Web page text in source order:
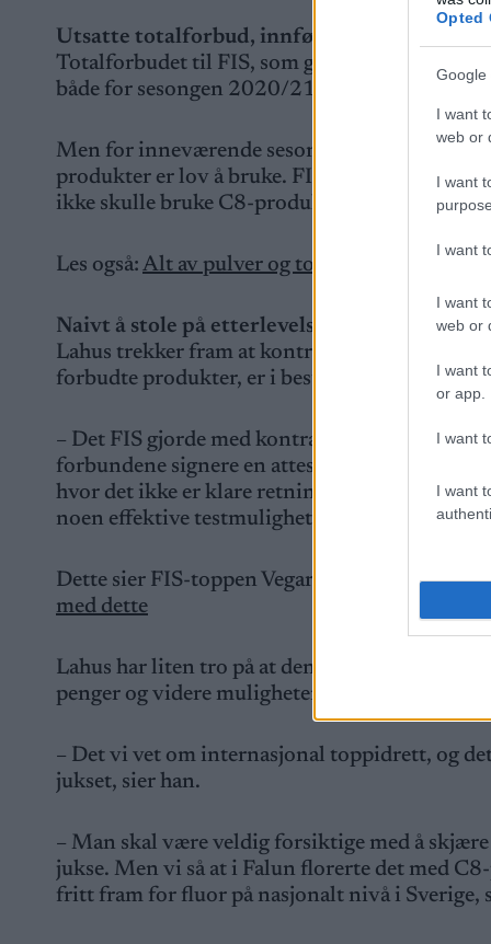
Opted
Google
I want
web or
I want
I want
I want
web or
I want
or app.
I want
I want
Utsatte totalforbud, innførte delvis forbud
Totalforbudet til FIS, som gjelder både C8-
både for sesongen 2020/21 og 2021/22.
Men for inneværende sesong er det innført
produkter er lov å bruke. FIS lanserte derfor
ikke skulle bruke C8-produkter. Det er C8
Les også: Alt av pulver og topping kjøpt inn
Naivt å stole på etterlevelse
Lahus trekker fram at kontrakten FIS lanserte
forbudte produkter, er i beste fall naiv.
– Det FIS gjorde med kontrakten i forkant av
forbundene signere en attest på at de ikke
hvor det ikke er klare retningslinjer for hvilke
noen effektive testmuligheter, sier Lahus.
Dette sier FIS-toppen Vegard Ulvang om
med dette
Lahus har liten tro på at denne kontrakten
penger og videre muligheter.
– Det vi vet om internasjonal toppidrett, og
jukset, sier han.
– Man skal være veldig forsiktige med å
jukse. Men vi så at i Falun florerte det med
fritt fram for fluor på nasjonalt nivå i Sverige,